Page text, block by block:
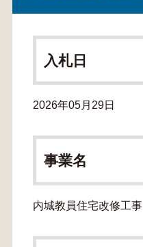
入札日
2026年05月29日
事業名
内城教員住宅改修工事